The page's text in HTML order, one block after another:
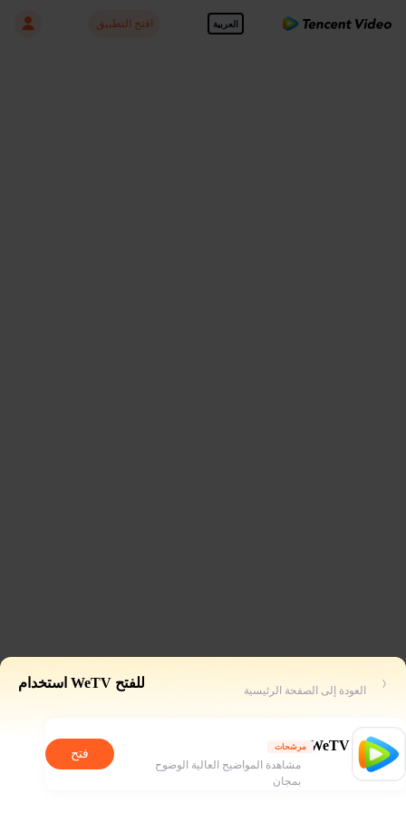
العربية افتح التطبيق
للفتح WeTV استخدام العودة إلى الصفحة الرئيسية
WeTV مرشحات
مشاهدة المواضيح العالية الوضوح
بمجان
فتح